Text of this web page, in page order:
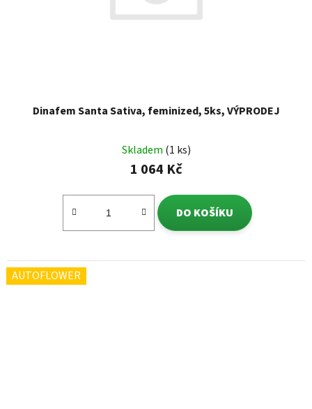
Dinafem Santa Sativa, feminized, 5ks, VÝPRODEJ
Skladem (1 ks)
1 064 Kč
DO KOŠÍKU
AUTOFLOWER